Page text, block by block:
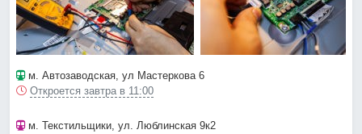
м. Автозаводская, ул Мастеркова 6
Откроется завтра в 11:00
м. Текстильщики, ул. Люблинская 9к2